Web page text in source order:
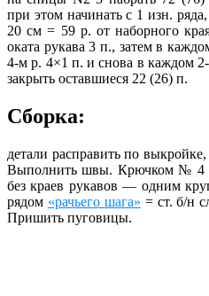
при этом начинать с 1 изн.
20 см = 59 р. от наборного
оката рукава 3 п., затем в
4-м р. 4×1 п. и снова в каждом
закрыть оставшиеся 22 (26) п.
Сборка:
детали расправить по
Выполнить швы. Крючком № 4
без краев рукавов — одним
рядом «рачьего шага» = ст. б/н
Пришить пуговицы.